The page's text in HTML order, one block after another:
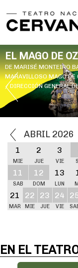
EL MAGO DE OZ
DE MARISÉ MONTEIRO
MARAVILLOSO MAGO DE
/ DIRECCIÓN GENERAL
ABRIL 2026
1 2 3
MIE JUE VIE
11 12 13
SAB DOM LUN
21 22 23 24
MAR MIE JUE VIE
EN EL